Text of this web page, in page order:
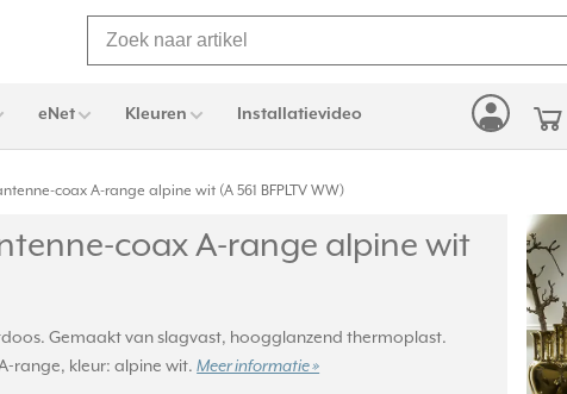
eNet Kleuren Installatievideo
coax A-range alpine wit (A 561 BFPLTV WW)
coax A-range alpine wit
Gemaakt van slagvast, hoogglanzend thermoplast.
range, kleur: alpine wit.Meer informatie »